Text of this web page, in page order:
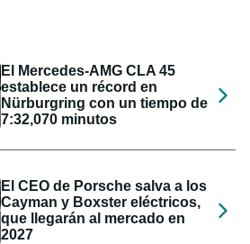
El Mercedes-AMG CLA 45
establece un récord en
Nürburgring con un tiempo de
7:32,070 minutos
El CEO de Porsche salva a los
Cayman y Boxster eléctricos,
que llegarán al mercado en
2027